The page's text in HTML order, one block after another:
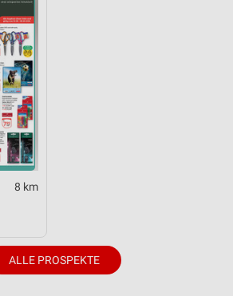
8 km
ALLE PROSPEKTE